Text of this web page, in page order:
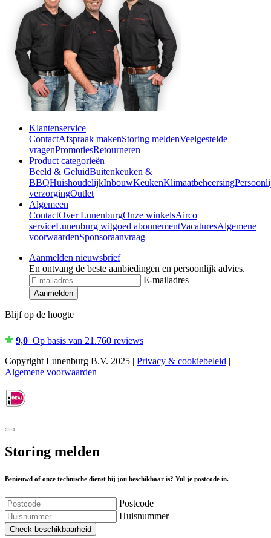
Klantenservice
ContactAfspraak makenStoring meldenVeelgestelde
vragenPromotiesRetourneren
Product categorieën
Beeld & GeluidBuitenkeuken &
BBQHuishoudelijkInbouwKeukenKlimaatbeheersing
verzorgingOutlet
Algemeen
ContactOver LunenburgOnze winkelsAirco
serviceLunenburg witgoed abonnementVacaturesAlgemene
voorwaardenSponsoraanvraag
Aanmelden nieuwsbrief
En ontvang de beste aanbiedingen en persoonlijk advies.
E-mailadres
Aanmelden
Blijf op de hoogte
9,0 Op basis van 21.760 reviews
Copyright Lunenburg B.V. 2025 | Privacy & cookiebeleid |
Algemene voorwaarden
Storing melden
Benieuwd of onze technische dienst bij jou beschikbaar is? Vul je postcode in.
Postcode
Huisnummer
Check beschikbaarheid